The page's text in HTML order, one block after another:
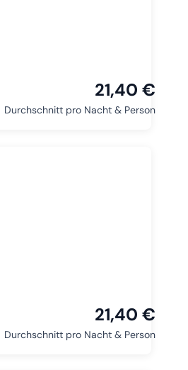
21,40 €
Durchschnitt pro Nacht & Person
21,40 €
Durchschnitt pro Nacht & Person